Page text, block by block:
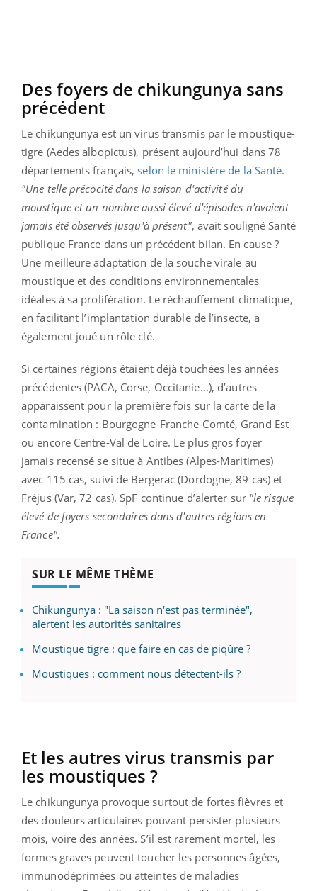
Des foyers de chikungunya sans
précédent
Le chikungunya est un virus transmis par le moustique-
tigre (Aedes albopictus), présent aujourd’hui dans 78
départements français, selon le ministère de la Santé.
"Une telle précocité dans la saison d'activité du
moustique et un nombre aussi élevé d'épisodes n'avaient
jamais été observés jusqu'à présent", avait souligné Santé
publique France dans un précédent bilan. En cause ?
Une meilleure adaptation de la souche virale au
moustique et des conditions environnementales
idéales à sa prolifération. Le réchauffement climatique,
en facilitant l’implantation durable de l’insecte, a
également joué un rôle clé.
Si certaines régions étaient déjà touchées les années
précédentes (PACA, Corse, Occitanie...), d’autres
apparaissent pour la première fois sur la carte de la
contamination : Bourgogne-Franche-Comté, Grand Est
ou encore Centre-Val de Loire. Le plus gros foyer
jamais recensé se situe à Antibes (Alpes-Maritimes)
avec 115 cas, suivi de Bergerac (Dordogne, 89 cas) et
Fréjus (Var, 72 cas). SpF continue d’alerter sur "le risque
élevé de foyers secondaires dans d'autres régions en
France".
SUR LE MÊME THÈME
Chikungunya : "La saison n'est pas terminée",
alertent les autorités sanitaires
Moustique tigre : que faire en cas de piqûre ?
Moustiques : comment nous détectent-ils ?
Et les autres virus transmis par
les moustiques ?
Le chikungunya provoque surtout de fortes fièvres et
des douleurs articulaires pouvant persister plusieurs
mois, voire des années. S’il est rarement mortel, les
formes graves peuvent toucher les personnes âgées,
immunodéprimées ou atteintes de maladies